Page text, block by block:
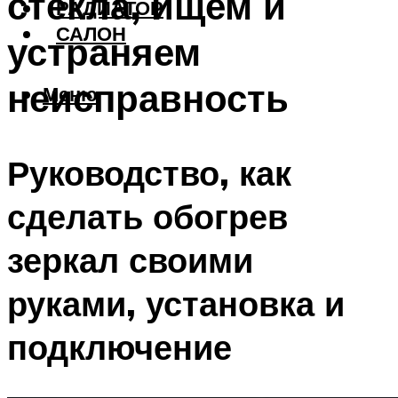
РАДИАТОР
САЛОН
Меню
устраняем
неисправность
Руководство, как
сделать обогрев
зеркал своими
руками, установка и
подключение